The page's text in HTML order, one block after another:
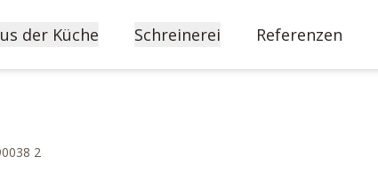
der Küche Schreinerei Referenzen
2